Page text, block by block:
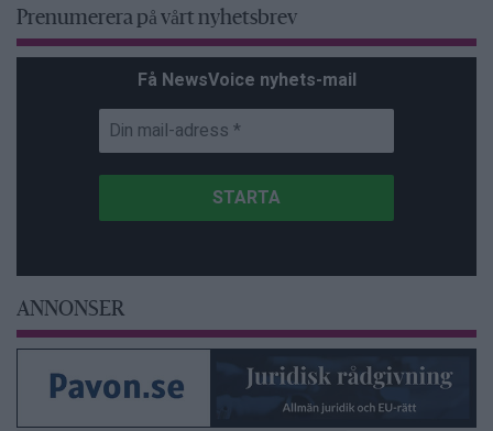
Prenumerera på vårt nyhetsbrev
Få NewsVoice nyhets-mail
ANNONSER